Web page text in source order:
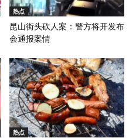
热点
昆山街头砍人案：警方将开发布
会通报案情
热点